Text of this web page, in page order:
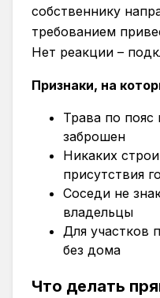
собственнику
требованием
Нет реакции –
Признаки, на
Трава по пояс
заброшен
Никаких
присутствия
Соседи не
владельцы
Для участков
без дома
Что делать